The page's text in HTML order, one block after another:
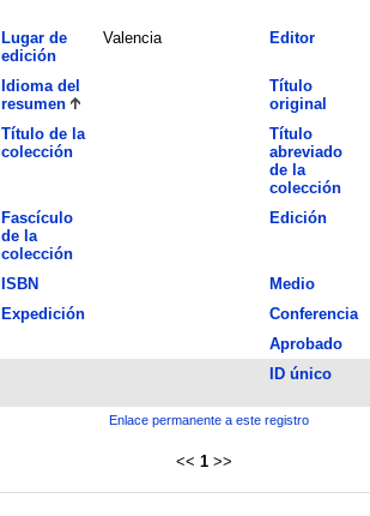
Lugar de
edición
Valencia Editor
Idioma del
resumen
Título
original
Título de la
colección
Título
abreviado
de la
colección
Fascículo
de la
colección
Edición
ISBN
Medio
Expedición
Conferencia
Aprobado
ID único
Enlace permanente a este registro
<< 1 >>